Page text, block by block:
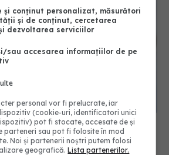
de peste 60 de ani care
și conținut personalizat, măsurători
și de conținut, cercetarea
dezvoltarea serviciilor
sau accesarea informațiilor de pe
personal vor fi prelucrate, iar
(cookie-uri, identificatori unici
pot fi stocate, accesate de și
parteneri sau pot fi folosite în mod
Noi și partenerii noștri putem folosi
geografică.Lista partenerilor.